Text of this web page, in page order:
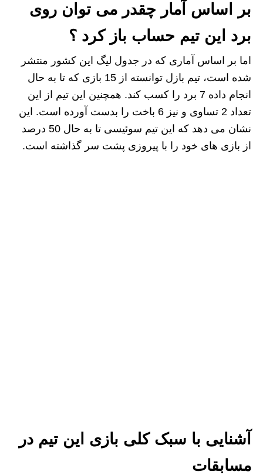
بر اساس آمار چقدر می توان روی
برد این تیم حساب باز کرد ؟
اما بر اساس آماری که در جدول لیگ این کشور منتشر
شده است، تیم بازل توانسته از 15 بازی که تا به حال
انجام داده 7 برد را کسب کند. همچنین این تیم از این
تعداد 2 تساوی و نیز 6 باخت را بدست آورده است. این
نشان می دهد که این تیم سوئیسی تا به حال 50 درصد
از بازی های خود را با پیروزی پشت سر گذاشته است.
آشنایی با سبک کلی بازی این تیم در
مسابقات